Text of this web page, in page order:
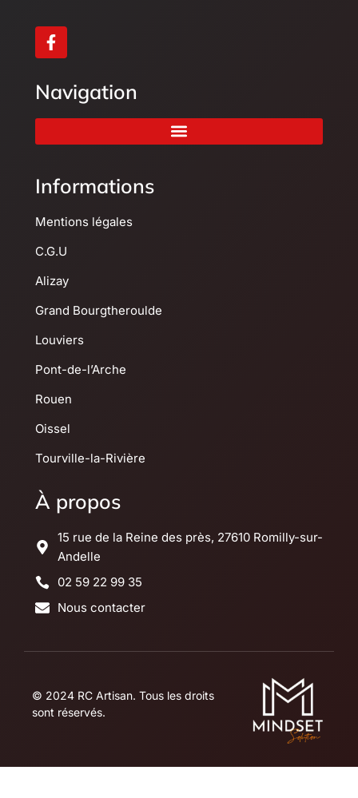
Navigation
Informations
Mentions légales
C.G.U
Alizay
Grand Bourgtheroulde
Louviers
Pont-de-l’Arche
Rouen
Oissel
Tourville-la-Rivière
À propos
15 rue de la Reine des près, 27610 Romilly-sur-
Andelle
02 59 22 99 35
Nous contacter
© 2024 RC Artisan. Tous les droits
sont réservés.